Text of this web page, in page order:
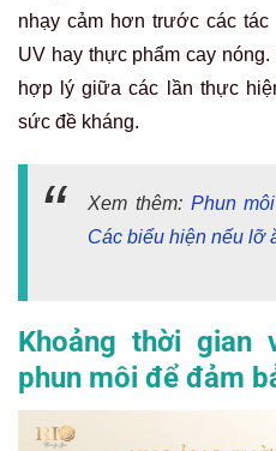
nhạy cảm hơn trước các
UV hay thực phẩm cay
hợp lý giữa các lần thực
sức đề kháng.
Xem thêm: Phun
Các biểu hiện nếu lỡ
Khoảng thời gian
phun môi để đảm